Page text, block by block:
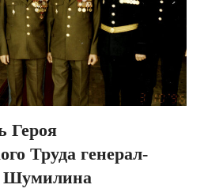
Героя
Труда генерал-
Шумилина